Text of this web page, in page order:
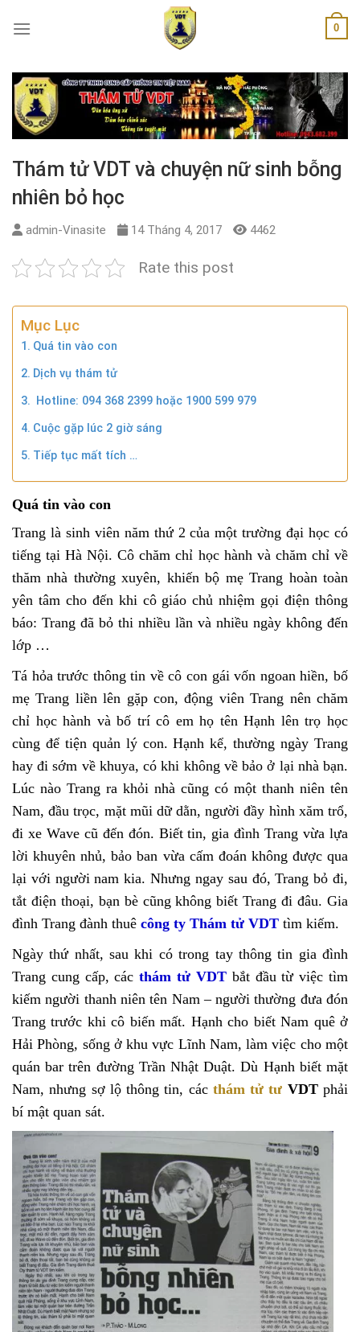
0
Thám tử VDT và chuyện nữ sinh bỗng
nhiên bỏ học
admin-Vinasite 14 Tháng 4, 2017 4462
Rate this post
Mục Lục
Quá tin vào con
Dịch vụ thám tử
Hotline: 094 368 2399 hoặc 1900 599 979
Cuộc gặp lúc 2 giờ sáng
Tiếp tục mất tích …
Quá tin vào con
Trang là sinh viên năm thứ 2 của một trường đại học có
tiếng tại Hà Nội. Cô chăm chỉ học hành và chăm chỉ về
thăm nhà thường xuyên, khiến bộ mẹ Trang hoàn toàn
yên tâm cho đến khi cô giáo chủ nhiệm gọi điện thông
báo: Trang đã bỏ thi nhiều lần và nhiều ngày không đến
lớp …
Tá hỏa trước thông tin về cô con gái vốn ngoan hiền, bố
mẹ Trang liền lên gặp con, động viên Trang nên chăm
chỉ học hành và bố trí cô em họ tên Hạnh lên trọ học
cùng để tiện quản lý con. Hạnh kể, thường ngày Trang
hay đi sớm về khuya, có khi không về bảo ở lại nhà bạn.
Lúc nào Trang ra khỏi nhà cũng có một thanh niên tên
Nam, đầu trọc, mặt mũi dữ dằn, người đầy hình xăm trổ,
đi xe Wave cũ đến đón. Biết tin, gia đình Trang vừa lựa
lời khuyên nhủ, bảo ban vừa cấm đoán không được qua
lại với người nam kia. Nhưng ngay sau đó, Trang bỏ đi,
tắt điện thoại, bạn bè cũng không biết Trang đi đâu. Gia
đình Trang đành thuê công ty Thám tử VDT tìm kiếm.
Ngày thứ nhất, sau khi có trong tay thông tin gia đình
Trang cung cấp, các thám tử VDTbắt đầu từ việc tìm
kiếm người thanh niên tên Nam – người thường đưa đón
Trang trước khi cô biến mất. Hạnh cho biết Nam quê ở
Hải Phòng, sống ở khu vực Lĩnh Nam, làm việc cho một
quán bar trên đường Trần Nhật Duật. Dù Hạnh biết mặt
Nam, nhưng sợ lộ thông tin, các thám tử tư VDTphải
bí mật quan sát.